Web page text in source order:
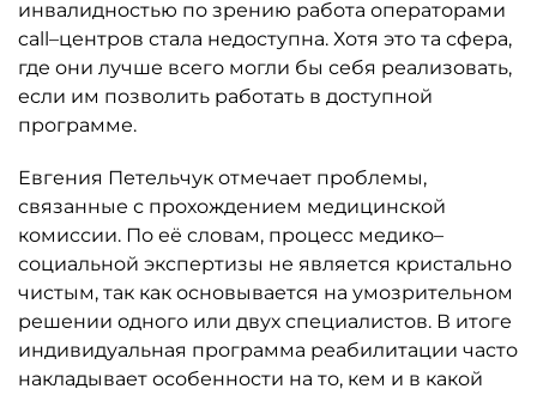
инвалидностью по зрению работа операторами
call–центров стала недоступна. Хотя это та сфера,
где они лучше всего могли бы себя реализовать,
если им позволить работать в доступной
программе.
Евгения Петельчук отмечает проблемы,
связанные с прохождением медицинской
комиссии. По её словам, процесс медико–
социальной экспертизы не является кристально
чистым, так как основывается на умозрительном
решении одного или двух специалистов. В итоге
индивидуальная программа реабилитации часто
накладывает особенности на то, кем и в какой